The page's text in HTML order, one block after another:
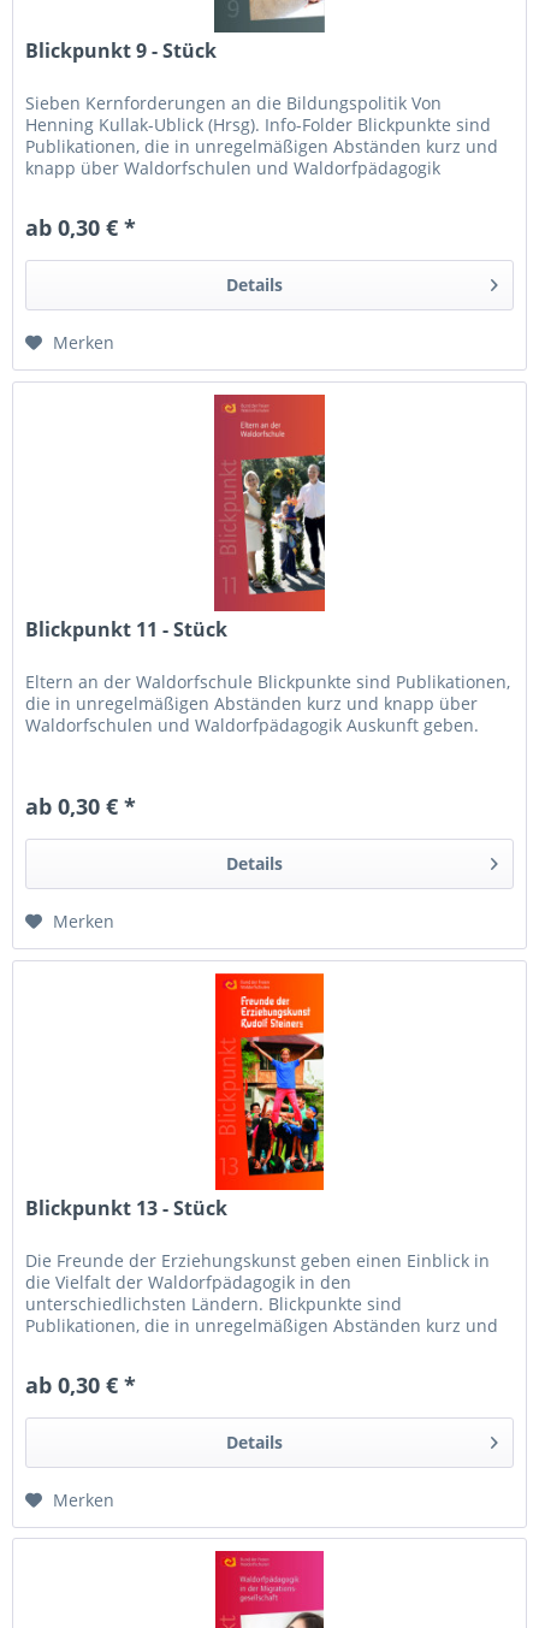
Blickpunkt 9 - Stück
Sieben Kernforderungen an die Bildungspolitik Von
Henning Kullak-Ublick (Hrsg). Info-Folder Blickpunkte sind
Publikationen, die in unregelmäßigen Abständen kurz und
knapp über Waldorfschulen und Waldorfpädagogik
ab 0,30 € *
Details
Merken
Blickpunkt 11 - Stück
Eltern an der Waldorfschule Blickpunkte sind Publikationen,
die in unregelmäßigen Abständen kurz und knapp über
Waldorfschulen und Waldorfpädagogik Auskunft geben.
ab 0,30 € *
Details
Merken
Blickpunkt 13 - Stück
Die Freunde der Erziehungskunst geben einen Einblick in
die Vielfalt der Waldorfpädagogik in den
unterschiedlichsten Ländern. Blickpunkte sind
Publikationen, die in unregelmäßigen Abständen kurz und
ab 0,30 € *
Details
Merken